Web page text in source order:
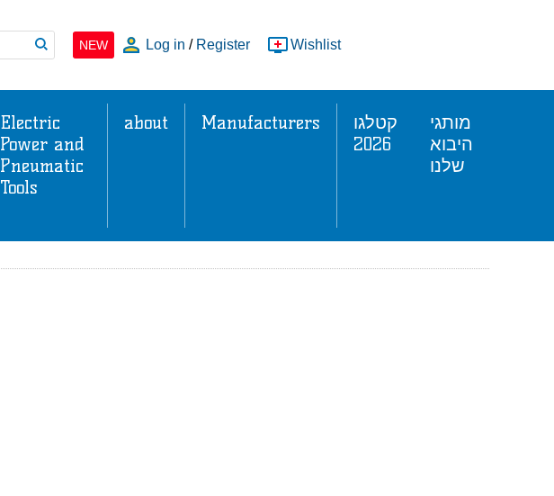
NEW Log in / Register Wishlist
Electric
Power and
Pneumatic
Tools
about Manufacturers
קטלגו
2026
מותגי
היבוא
שלנו